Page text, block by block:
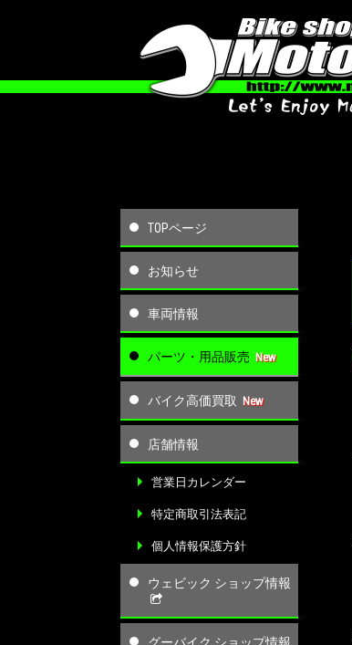
TOPページ
お知らせ
車両情報
パーツ・用品販売
バイク高価買取
店舗情報
営業日カレンダー
特定商取引法表記
個人情報保護方針
ウェビック ショップ情報